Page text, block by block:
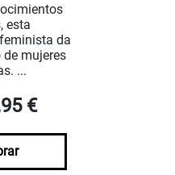
esta
da
mujeres
...
€